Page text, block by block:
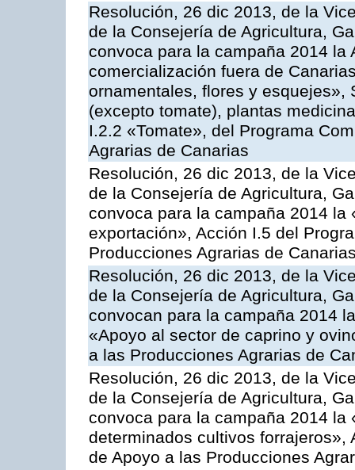
Resolución, 26 dic 2013, de la
de la Consejería de Agricultura,
convoca para la campaña 2014 la
comercialización fuera de
ornamentales, flores y esquejes»,
(excepto tomate), plantas
I.2.2 «Tomate», del Programa
Agrarias de Canarias
Resolución, 26 dic 2013, de la
de la Consejería de Agricultura,
convoca para la campaña 2014
exportación», Acción I.5 del
Producciones Agrarias de
Resolución, 26 dic 2013, de la
de la Consejería de Agricultura,
convocan para la campaña 2014
«Apoyo al sector de caprino y
a las Producciones Agrarias de
Resolución, 26 dic 2013, de la
de la Consejería de Agricultura,
convoca para la campaña 2014 la
determinados cultivos forrajeros»,
de Apoyo a las Producciones